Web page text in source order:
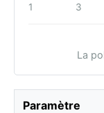
1 3
La
Paramètre